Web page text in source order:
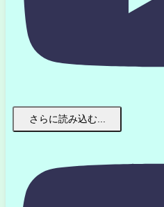
さらに読み込む...